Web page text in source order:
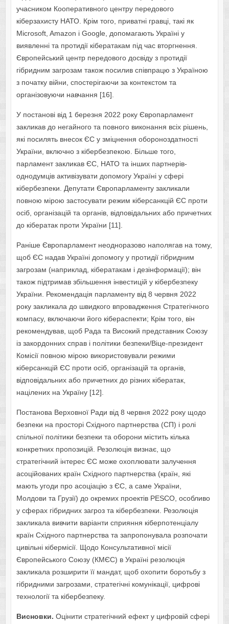
учасником Кооперативного центру передового
кіберзахисту НАТО. Крім того, приватні гравці, такі як
Microsoft, Amazon і Google, допомагають Україні у
виявленні та протидії кібератакам під час вторгнення.
Європейський центр передового досвіду з протидії
гібридним загрозам також посилив співпрацю з Україною
з початку війни, спостерігаючи за контекстом та
організовуючи навчання [16].
У постанові від 1 березня 2022 року Європарламент
закликав до негайного та повного виконання всіх рішень,
які посилять внесок ЄС у зміцнення обороноздатності
України, включно з кібербезпекою. Більше того,
парламент закликав ЄС, НАТО та інших партнерів-
однодумців активізувати допомогу Україні у сфері
кібербезпеки. Депутати Європарламенту закликали
повною мірою застосувати режим кіберсанкцій ЄС проти
осіб, організацій та органів, відповідальних або причетних
до кібератак проти України [11].
Раніше Європарламент неодноразово наполягав на тому,
щоб ЄС надав Україні допомогу у протидії гібридним
загрозам (наприклад, кібератакам і дезінформації); він
також підтримав збільшення інвестицій у кібербезпеку
України. Рекомендація парламенту від 8 червня 2022
року закликала до швидкого впровадження Стратегічного
компасу, включаючи його кібераспекти; Крім того, він
рекомендував, щоб Рада та Високий представник Союзу
із закордонних справ і політики безпеки/Віце-президент
Комісії повною мірою використовували режими
кіберсанкцій ЄС проти осіб, організацій та органів,
відповідальних або причетних до різних кібератак,
націлених на Україну [12].
Постанова Верховної Ради від 8 червня 2022 року щодо
безпеки на просторі Східного партнерства (СП) і ролі
спільної політики безпеки та оборони містить кілька
конкретних пропозицій. Резолюція визнає, що
стратегічний інтерес ЄС може охоплювати залучення
асоційованих країн Східного партнерства (країн, які
мають угоди про асоціацію з ЄС, а саме України,
Молдови та Грузії) до окремих проектів PESCO, особливо
у сферах гібридних загроз та кібербезпеки. Резолюція
закликала вивчити варіанти сприяння кіберпотенціалу
країн Східного партнерства та запропонувала розпочати
цивільні кібермісії. Щодо Консультативної місії
Європейського Союзу (КМЄС) в Україні резолюція
закликала розширити її мандат, щоб охопити боротьбу з
гібридними загрозами, стратегічні комунікації, цифрові
технології та кібербезпеку.
Висновки. Оцінити стратегічний ефект у цифровій сфері